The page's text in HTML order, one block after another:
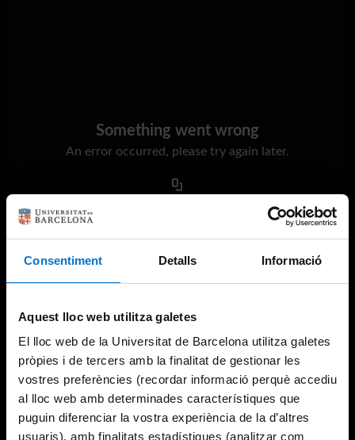
Consentiment Detalls Informació
Aquest lloc web utilitza galetes
El lloc web de la Universitat de Barcelona utilitza galetes
pròpies i de tercers amb la finalitat de gestionar les
vostres preferències (recordar informació perquè accediu
al lloc web amb determinades característiques que
puguin diferenciar la vostra experiència de la d’altres
usuaris), amb finalitats estadístiques (analitzar com
Something went wrong
An error occurred, please try again later.